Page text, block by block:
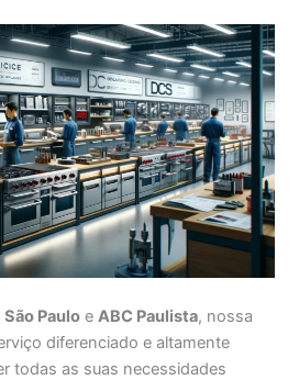
Paulo eABC Paulista, nossa
diferenciado e altamente
todas as suas necessidades